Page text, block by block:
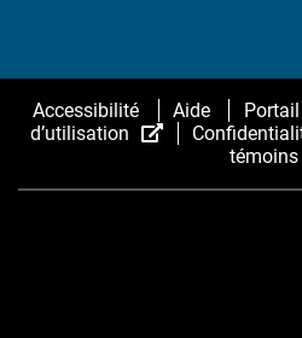
Accessibilité Aide
d’utilisation
(Cet
hyperlientémoins